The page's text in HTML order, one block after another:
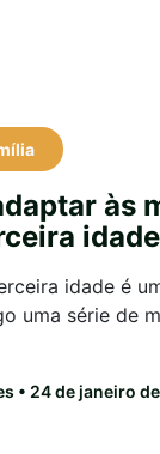
às
idade
idade é
uma série de
• 24 de janeiro